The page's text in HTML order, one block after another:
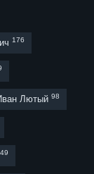
176
Лютый 98
49